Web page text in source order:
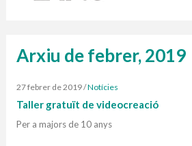
Arxiu de febrer, 2019
27 febrer de 2019/Notícies
Taller gratuït de videocreació
Per a majors de 10 anys